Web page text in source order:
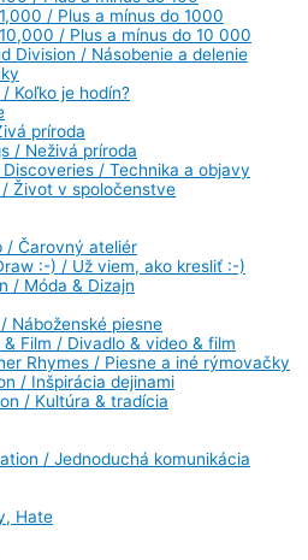
/ Plus a mínus do 1000
/ Plus a mínus do 10 000
Division / Násobenie a delenie
Koľko je hodín?
príroda
/ Neživá príroda
/ Technika a objavy
Život v spoločenstve
/ Čarovný ateliér
:-) / Už viem, ako kresliť :-)
/ Móda & Dizajn
Náboženské piesne
Film / Divadlo & video & film
Rhymes / Piesne a iné rýmovačky
/ Inšpirácia dejinami
/ Kultúra & tradícia
/ Jednoduchá komunikácia
Hate